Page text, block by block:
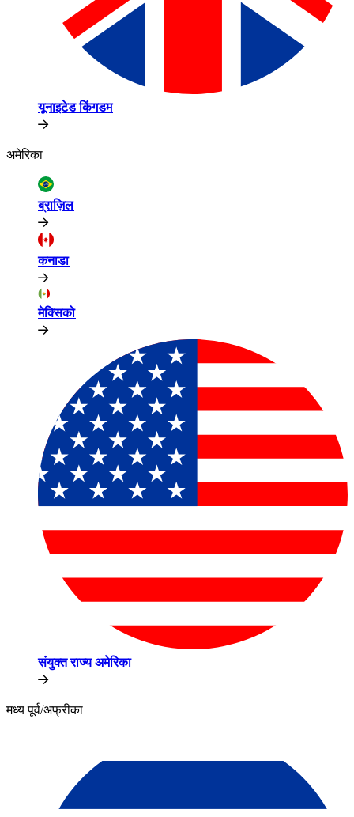
यूनाइटेड किंगडम​​
अमेरिका​​
ब्राज़िल​​
कनाडा​​
मेक्सिको​​
संयुक्त राज्य अमेरिका​​
मध्य पूर्व/अफ्रीका​​